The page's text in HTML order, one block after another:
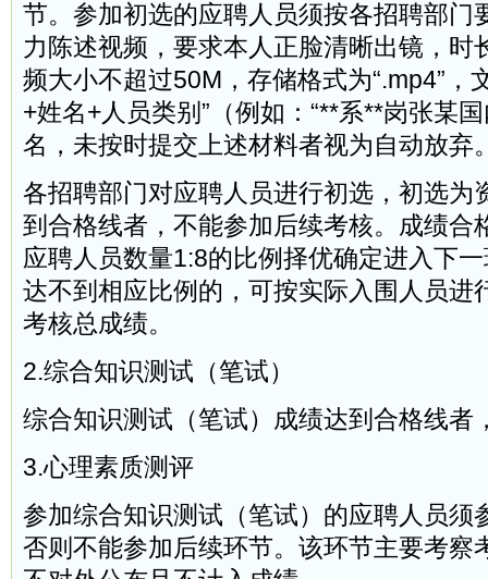
节。参加初选的应聘人员须按各招聘部门
力陈述视频，要求本人正脸清晰出镜，时
频大小不超过50M，存储格式为“.mp4”，
+姓名+人员类别”（例如：“**系**岗张某
名，未按时提交上述材料者视为自动放弃
各招聘部门对应聘人员进行初选，初选为
到合格线者，不能参加后续考核。成绩合
应聘人员数量1:8的比例择优确定进入下
达不到相应比例的，可按实际入围人员进
考核总成绩。
2.综合知识测试（笔试）
综合知识测试（笔试）成绩达到合格线者
3.心理素质测评
参加综合知识测试（笔试）的应聘人员须
否则不能参加后续环节。该环节主要考察